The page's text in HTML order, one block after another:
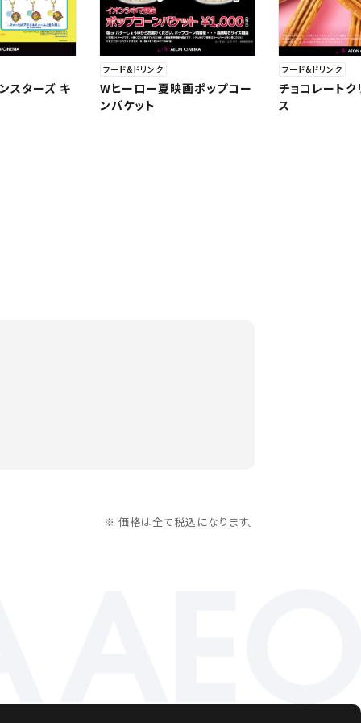
スターズ キ
フード&ドリンク
Wヒーロー夏映画ポップコー
ンバケット
フード&ドリンク
チョコレートク
ス
※ 価格は全て税込になります。